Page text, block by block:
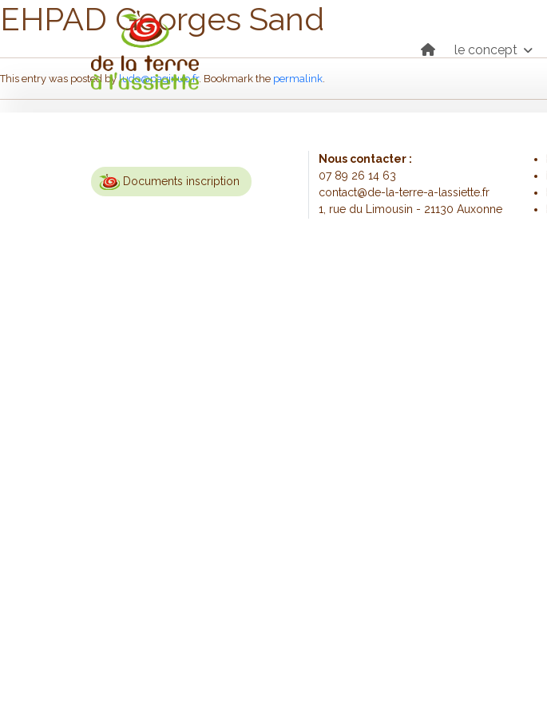
Skip to main content
le concept
EHPAD Georges Sand
This entry was posted byludo@paginup.fr. Bookmark the permalink.
Documents inscription
Nous contacter :
07 89 26 14 63
contact@de-la-terre-a-lassiette.fr
1, rue du Limousin - 21130 Auxonne